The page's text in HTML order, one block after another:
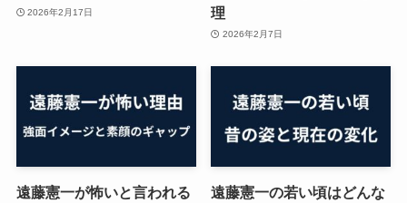
2026年2月17日
理
2026年2月7日
遠藤憲一が怖いと言われる
遠藤憲一の若い頃はどんな